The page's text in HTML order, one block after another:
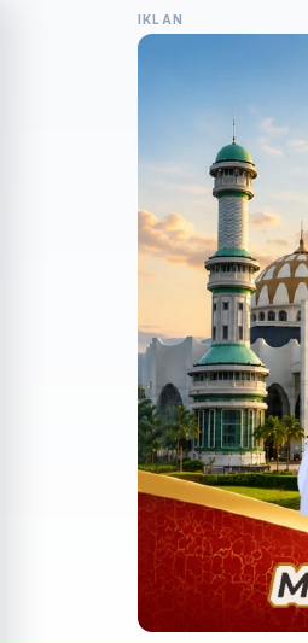
IKLAN